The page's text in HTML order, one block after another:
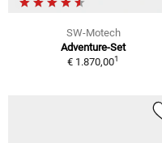
SW-Motech
Adventure-Set
€ 1.870,001